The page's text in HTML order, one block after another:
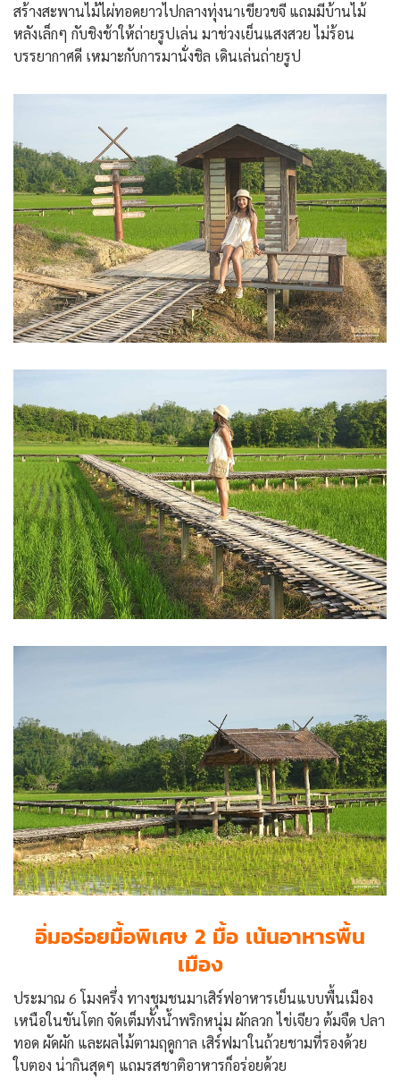
สร้างสะพานไม้ไผ่ทอดยาวไปกลางทุ่งนาเขียวขจี แถมมีบ้านไม้
หลังเล็กๆ กับชิงช้าให้ถ่ายรูปเล่น มาช่วงเย็นแสงสวย ไม่ร้อน
บรรยากาศดี เหมาะกับการมานั่งชิล เดินเล่นถ่ายรูป
อิ่มอร่อยมื้อพิเศษ 2 มื้อ เน้นอาหารพื้น
เมือง
ประมาณ 6 โมงครึ่ง ทางชุมชนมาเสิร์ฟอาหารเย็นแบบพื้นเมือง
เหนือในขันโตก จัดเต็มทั้งน้ำพริกหนุ่ม ผักลวก ไข่เจียว ต้มจืด ปลา
ทอด ผัดผัก และผลไม้ตามฤดูกาล เสิร์ฟมาในถ้วยชามที่รองด้วย
ใบตอง น่ากินสุดๆ แถมรสชาติอาหารก็อร่อยด้วย